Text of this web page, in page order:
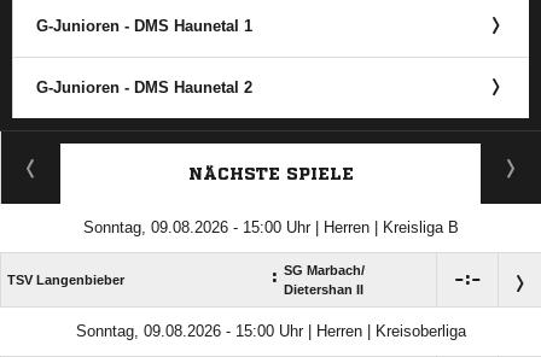
G-Junioren - DMS Haunetal 1
G-Junioren - DMS Haunetal 2
ANZEIGE
NÄCHSTE SPIELE
Sonntag, 09.08.2026 - 15:00 Uhr | Herren | Kreisliga B
TSV Langenbieber : SG Marbach/​
Dietershan II
:
Sonntag, 09.08.2026 - 15:00 Uhr | Herren | Kreisoberliga